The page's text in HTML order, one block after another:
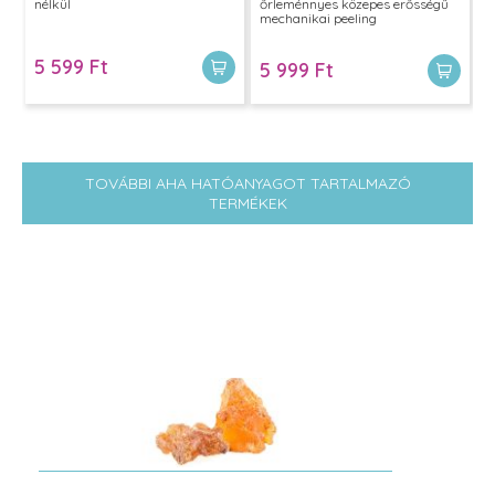
nélkül
5 599 Ft
őrleménnyes közepes erősségű
mechanikai peeling
5 999 Ft
TOVÁBBI AHA HATÓANYAGOT TARTALMAZÓ
TERMÉKEK